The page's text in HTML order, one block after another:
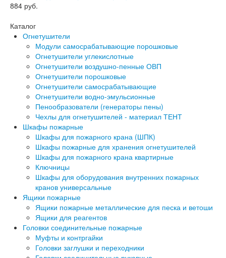
884 руб.
Каталог
Огнетушители
Модули самосрабатывающие порошковые
Огнетушители углекислотные
Огнетушители воздушно-пенные ОВП
Огнетушители порошковые
Огнетушители самосрабатывающие
Огнетушители водно-эмульсионные
Пенообразователи (генераторы пены)
Чехлы для огнетушителей - материал ТЕНТ
Шкафы пожарные
Шкафы для пожарного крана (ШПК)
Шкафы пожарные для хранения огнетушителей
Шкафы для пожарного крана квартирные
Ключницы
Шкафы для оборудования внутренних пожарных
кранов универсальные
Ящики пожарные
Ящики пожарные металлические для песка и ветоши
Ящики для реагентов
Головки соединительные пожарные
Муфты и контргайки
Головки заглушки и переходники